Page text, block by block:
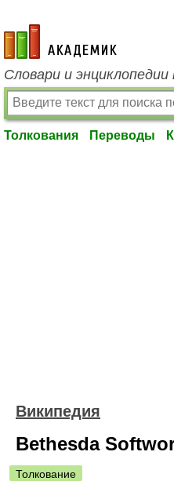
academic.ru
Словари и
Толкования Переводы
Википедия
Bethesda
Толкование